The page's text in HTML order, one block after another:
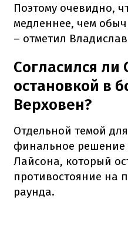
Поэтому очевидно,
медленнее, чем
– отметил
Согласился ли
остановкой в
Верховен?
Отдельной темой
финальное решение
Лайсона, который
противостояние на
раунда.